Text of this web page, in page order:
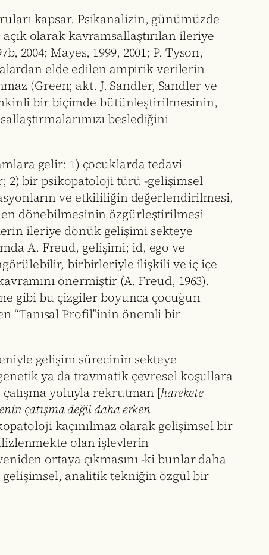
kapsar. Psikanalizin, günümüzde
olarak kavramsallaştırılan ileriye
2004; Mayes, 1999, 2001; P. Tyson,
elde edilen ampirik verilerin
(Green; akt. J. Sandler, Sandler ve
bir biçimde bütünleştirilmesinin,
beslediğini
gelir: 1) çocuklarda tedavi
2) bir psikopatoloji türü -gelişimsel
ve etkililiğin değerlendirilmesi,
dönebilmesinin özgürleştirilmesi
ileriye dönük gelişimi sekteye
A. Freud, gelişimi; id, ego ve
birbirleriyle ilişkili ve iç içe
önermiştir (A. Freud, 1963).
gibi bu çizgiler boyunca çocuğun
“Tanısal Profil”inin önemli bir
gelişim sürecinin sekteye
ya da travmatik çevresel koşullara
yoluyla rekrutman [harekete
çatışma değil daha erken
kaçınılmaz olarak gelişimsel bir
olan işlevlerin
ortaya çıkmasını -ki bunlar daha
gelişimsel, analitik tekniğin özgül bir